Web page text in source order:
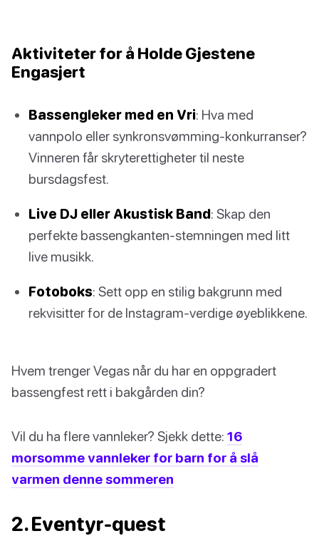
Aktiviteter for å Holde Gjestene
Engasjert
Bassengleker med en Vri: Hva med
vannpolo eller synkronsvømming-konkurranser?
Vinneren får skryterettigheter til neste
bursdagsfest.
Live DJ eller Akustisk Band: Skap den
perfekte bassengkanten-stemningen med litt
live musikk.
Fotoboks: Sett opp en stilig bakgrunn med
rekvisitter for de Instagram-verdige øyeblikkene.
Hvem trenger Vegas når du har en oppgradert
bassengfest rett i bakgården din?
Vil du ha flere vannleker? Sjekk dette: 16
morsomme vannleker for barn for å slå
varmen denne sommeren
2. Eventyr-quest